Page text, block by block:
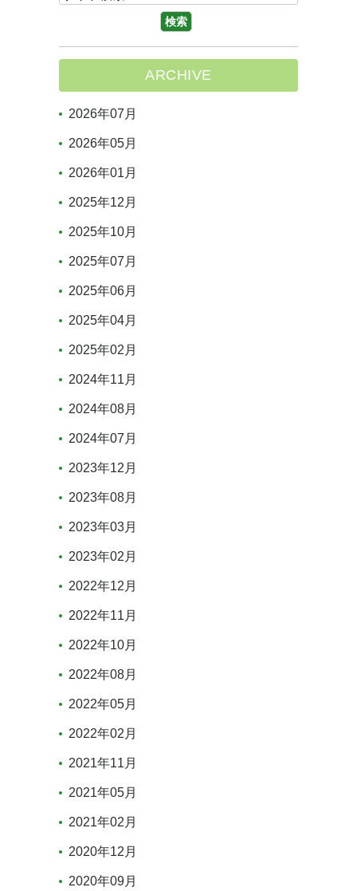
ARCHIVE
2026年07月
2026年05月
2026年01月
2025年12月
2025年10月
2025年07月
2025年06月
2025年04月
2025年02月
2024年11月
2024年08月
2024年07月
2023年12月
2023年08月
2023年03月
2023年02月
2022年12月
2022年11月
2022年10月
2022年08月
2022年05月
2022年02月
2021年11月
2021年05月
2021年02月
2020年12月
2020年09月